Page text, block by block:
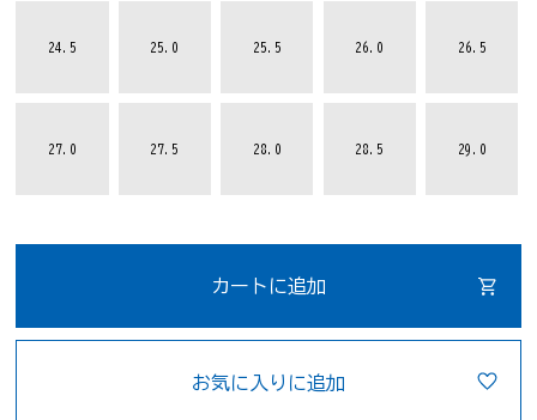
24.5 25.0 25.5 26.0 26.5
27.0 27.5 28.0 28.5 29.0
カートに追加
お気に入りに追加